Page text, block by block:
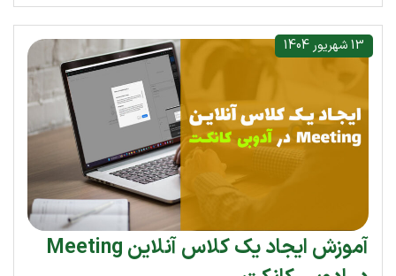
13 شهریور 1404
آموزش ایجاد یک کلاس آنلاین Meeting